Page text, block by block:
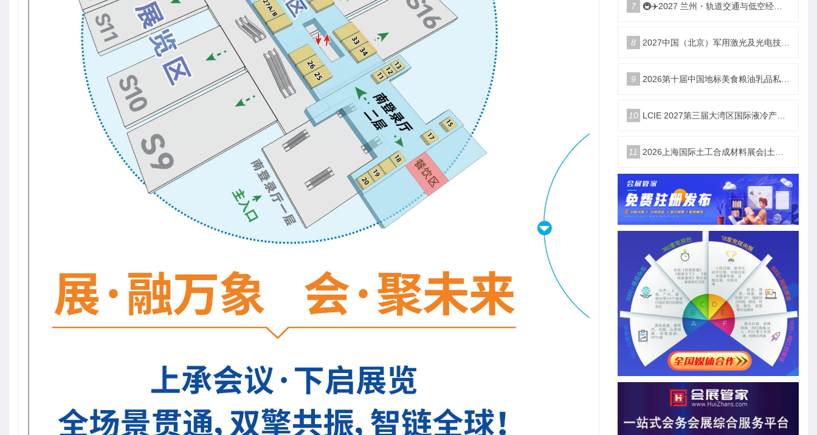
7 🚇✈️2027 兰州・轨道交通与低空经济展览会即将启幕！
8 2027中国（北京）军用激光及光电技术展览会
9 2026第十届中国地标美食粮油乳品私域新渠道团长大会
10 LCIE 2027第三届大湾区国际液冷产业大会暨展览会（深圳）
11 2026上海国际土工合成材料展会|土工膜、土工布展|土工合成材料仪器、设备展览会